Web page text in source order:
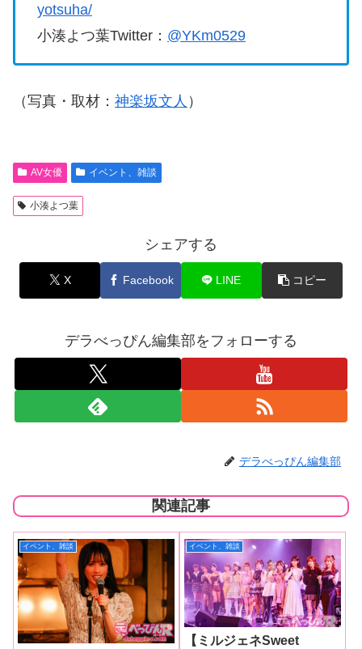
yotsuha/
小湊よつ葉Twitter： @YKm0529
（写真・取材： 神楽坂文人 ）
AV女優 イベント、雑談
小湊よつ葉
シェアする
X Facebook LINE コピー
デラべっぴん編集部をフォローする
デラべっぴん編集部
関連記事
イベント、雑談 イベント、雑談
【ミルジェネSweet